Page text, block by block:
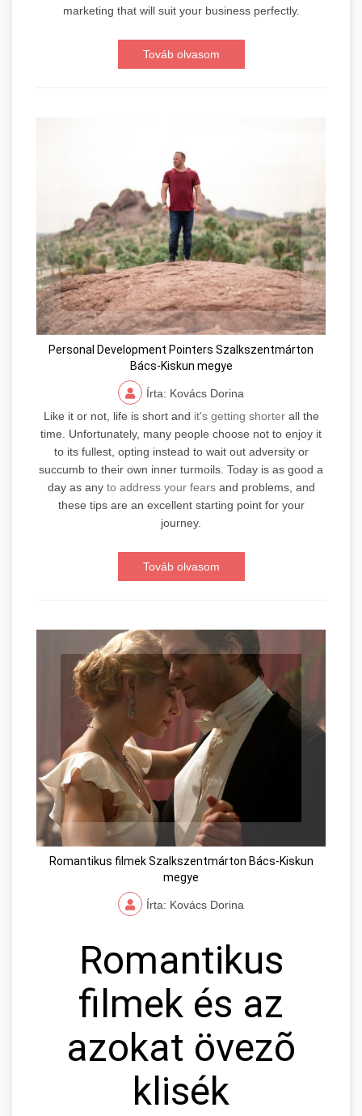
marketing that will suit your business perfectly.
Továb olvasom
Personal Development Pointers Szalkszentmárton
Bács-Kiskun megye
Írta: Kovács Dorina
Like it or not, life is short and it's getting shorterall the
time. Unfortunately, many people choose not to enjoy it
to its fullest, opting instead to wait out adversity or
succumb to their own inner turmoils. Today is as good a
day as any to address your fearsand problems, and
these tips are an excellent starting point for your
journey.
Továb olvasom
Romantikus filmek Szalkszentmárton Bács-Kiskun
megye
Írta: Kovács Dorina
Romantikus
filmek és az
azokat övezõ
klisék